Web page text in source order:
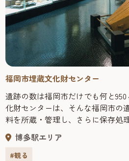
福岡市埋蔵文化財センター
遺跡の数は福岡市だけでも何と
化財センターは、そんな福岡市の
料を所蔵・管理し、さらに保存処
る。収蔵資料だけでなく、遺跡の
法まで公開。保存処理の様子も見
はたまらない。また、定期的に出
博多駅エリア
#観る